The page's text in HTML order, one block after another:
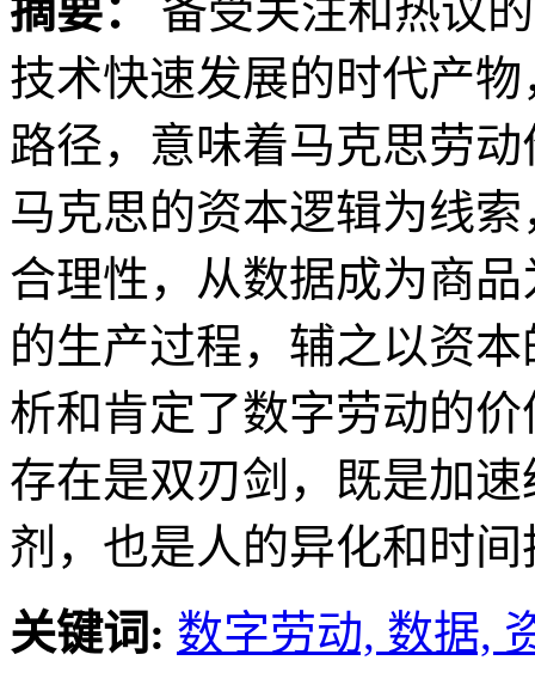
摘要： 备受关注和热议
技术快速发展的时代产
路径，意味着马克思劳
马克思的资本逻辑为线
合理性，从数据成为商
的生产过程，辅之以资
析和肯定了数字劳动的
存在是双刃剑，既是加
剂，也是人的异化和时
关键词: 数字劳动, 数据,